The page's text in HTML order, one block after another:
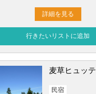
詳細を見る
麦草ヒュッテ
民宿